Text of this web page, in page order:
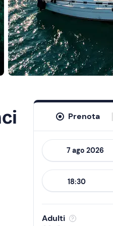
Prenota
forward
to
interact
with
18:30
Adulti